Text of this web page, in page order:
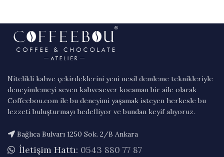
Nitelikli kahve çekirdeklerini yeni nesil demleme teknikleriyle
deneyimlemeyi seven kahvesever kocaman bir aile olarak
Coffeebou.com ile bu deneyimi yaşamak isteyen herkesle bu
lezzeti buluşturmayı hedefliyor ve bundan keyif alıyoruz.
Bağlıca Bulvarı 1250 Sok. 2/B Ankara
İletişim Hattı: 0543 880 77 87